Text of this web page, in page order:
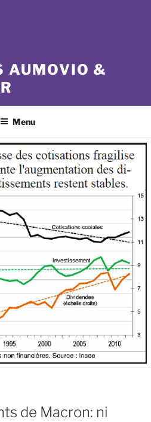
AUMOVIO &
Menu
de Macron: ni